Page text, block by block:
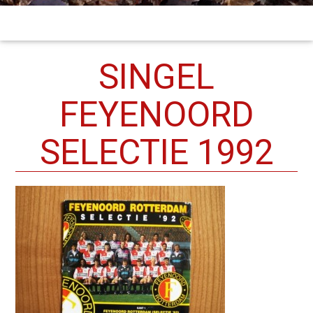
SINGEL
FEYENOORD
SELECTIE 1992